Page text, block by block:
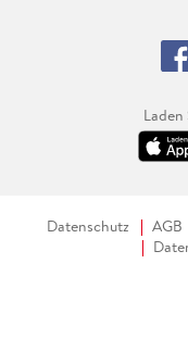
Laden
Datenschutz AGB